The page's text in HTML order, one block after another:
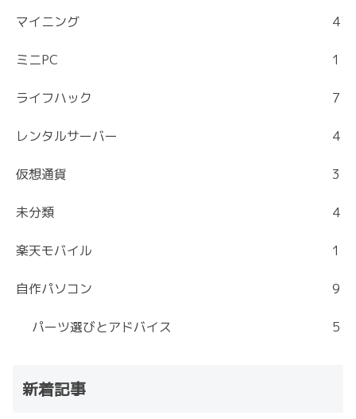
マイニング 4
ミニPC 1
ライフハック 7
レンタルサーバー 4
仮想通貨 3
未分類 4
楽天モバイル 1
自作パソコン 9
パーツ選びとアドバイス 5
新着記事